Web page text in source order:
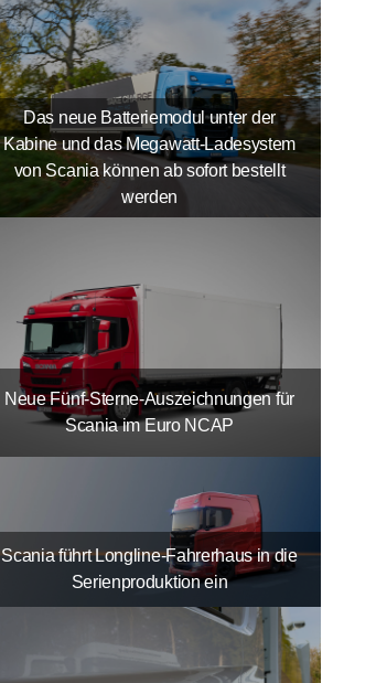
Das neue Batteriemodul unter der
Kabine und das Megawatt-Ladesystem
von Scania können ab sofort bestellt
werden
Neue Fünf-Sterne-Auszeichnungen für
Scania im Euro NCAP
Scania führt Longline-Fahrerhaus in die
Serienproduktion ein